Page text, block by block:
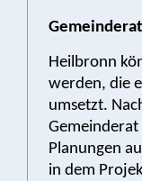
Heilbronn
werden, die
umsetzt.
Planungen
in dem